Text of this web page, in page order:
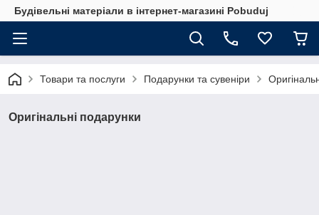
Будівельні матеріали в інтернет-магазині Pobuduj
Товари та послуги Подарунки та сувеніри
Оригінальні подарунки